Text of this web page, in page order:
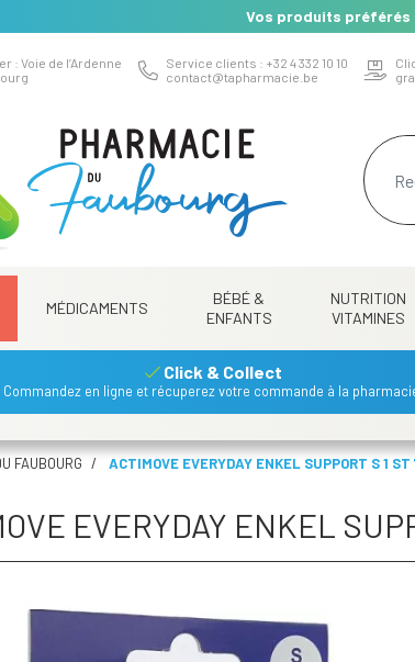
Vos produits préférés
: Voie de l’Ardenne
Service clients : +32 4 332 10 10
contact@tapharmacie.be
MÉDICAMENTS
BÉBÉ &
ENFANTS
NUTRITION
VITAMINES
Click & Collect
Commandez en ligne et récuperez votre commande à la
FAUBOURG ACTIMOVE EVERYDAY ENKEL SUPPORT S 1
EVERYDAY ENKEL